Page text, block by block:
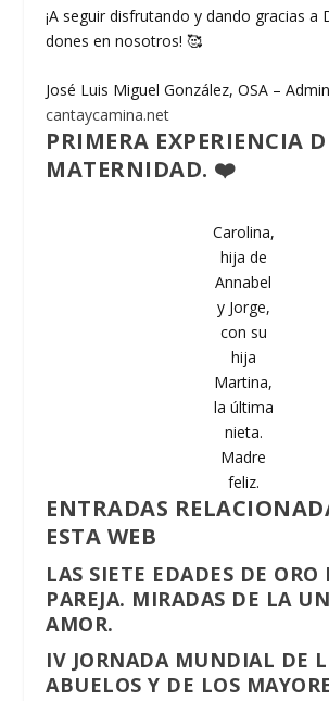
¡A seguir disfrutando y dando gracias a
dones en nosotros! 🥰
José Luis Miguel González, OSA –
cantaycamina.net
PRIMERA EXPERIENCIA
MATERNIDAD. ❤️
Carolina,
hija de
Annabel
y Jorge,
con su
hija
Martina,
la última
nieta.
Madre
feliz.
ENTRADAS
ESTA WEB
LAS SIETE EDADES DE
PAREJA. MIRADAS DE LA
AMOR.
IV JORNADA MUNDIAL DE
ABUELOS Y DE LOS